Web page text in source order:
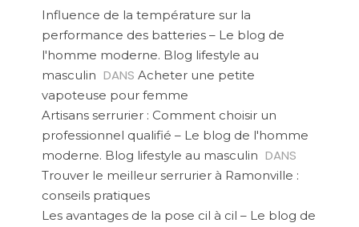
Influence de la température sur la
performance des batteries – Le blog de
l'homme moderne. Blog lifestyle au
masculin DANS Acheter une petite
vapoteuse pour femme
Artisans serrurier : Comment choisir un
professionnel qualifié – Le blog de l'homme
moderne. Blog lifestyle au masculin DANS
Trouver le meilleur serrurier à Ramonville :
conseils pratiques
Les avantages de la pose cil à cil – Le blog de